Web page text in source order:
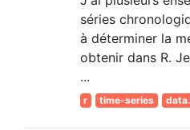
séries
à déterminer la
obtenir dans R.
...
r time-series